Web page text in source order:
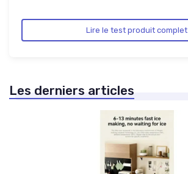
Lire le test produit complet
Les derniers articles